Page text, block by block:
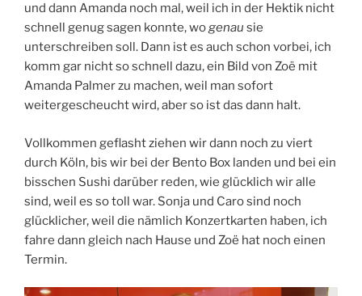
und dann Amanda noch mal, weil ich in der Hektik nicht
schnell genug sagen konnte, wogenau sie
unterschreiben soll. Dann ist es auch schon vorbei, ich
komm gar nicht so schnell dazu, ein Bild von Zoë mit
Amanda Palmer zu machen, weil man sofort
weitergescheucht wird, aber so ist das dann halt.
Vollkommen geflasht ziehen wir dann noch zu viert
durch Köln, bis wir bei der Bento Box landen und bei ein
bisschen Sushi darüber reden, wie glücklich wir alle
sind, weil es so toll war. Sonja und Caro sind noch
glücklicher, weil die nämlich Konzertkarten haben, ich
fahre dann gleich nach Hause und Zoë hat noch einen
Termin.